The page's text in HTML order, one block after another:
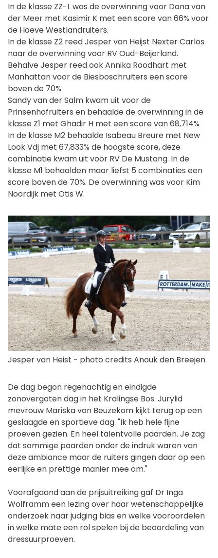
In de klasse ZZ-L was de overwinning voor Dana van
der Meer met Kasimir K met een score van 66% voor
de Hoeve Westlandruiters.
In de klasse Z2 reed Jesper van Heijst Nexter Carlos
naar de overwinning voor RV Oud-Beijerland.
Behalve Jesper reed ook Annika Roodhart met
Manhattan voor de Biesboschruiters een score
boven de 70%.
Sandy van der Salm kwam uit voor de
Prinsenhofruiters en behaalde de overwinning in de
klasse Z1 met Ghadir H met een score van 68,714%
In de klasse M2 behaalde Isabeau Breure met New
Look Vdj met 67,833% de hoogste score, deze
combinatie kwam uit voor RV De Mustang. In de
klasse M1 behaalden maar liefst 5 combinaties een
score boven de 70%. De overwinning was voor Kim
Noordijk met Otis W.
Jesper van Heist - photo credits Anouk den Breejen
De dag begon regenachtig en eindigde
zonovergoten dag in het Kralingse Bos. Jurylid
mevrouw Mariska van Beuzekom kijkt terug op een
geslaagde en sportieve dag. "Ik heb hele fijne
proeven gezien. En heel talentvolle paarden. Je zag
dat sommige paarden onder de indruk waren van
deze ambiance maar de ruiters gingen daar op een
eerlijke en prettige manier mee om."
Voorafgaand aan de prijsuitreiking gaf Dr Inga
Wolframm een lezing over haar wetenschappelijke
onderzoek naar judging bias en welke vooroordelen
in welke mate een rol spelen bij de beoordeling van
dressuurproeven.